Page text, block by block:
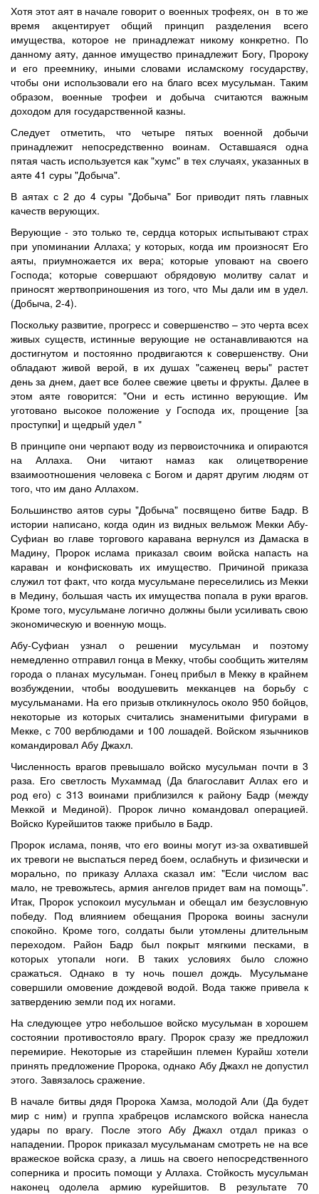
Хотя этот аят в начале говорит о военных трофеях, он в то же
время акцентирует общий принцип разделения всего
имущества, которое не принадлежат никому конкретно. По
данному аяту, данное имущество принадлежит Богу, Пророку
и его преемнику, иными словами исламскому государству,
чтобы они использовали его на благо всех мусульман. Таким
образом, военные трофеи и добыча считаются важным
доходом для государственной казны.
Следует отметить, что четыре пятых военной добычи
принадлежит непосредственно воинам. Оставшаяся одна
пятая часть используется как "хумс" в тех случаях, указанных в
аяте 41 суры "Добыча".
В аятах с 2 до 4 суры "Добыча" Бог приводит пять главных
качеств верующих.
Верующие - это только те, сердца которых испытывают страх
при упоминании Аллаха; у которых, когда им произносят Его
аяты, приумножается их вера; которые уповают на своего
Господа; которые совершают обрядовую молитву салат и
приносят жертвоприношения из того, что Мы дали им в удел.
(Добыча, 2-4).
Поскольку развитие, прогресс и совершенство – это черта всех
живых существ, истинные верующие не останавливаются на
достигнутом и постоянно продвигаются к совершенству. Они
обладают живой верой, в их душах "саженец веры" растет
день за днем, дает все более свежие цветы и фрукты. Далее в
этом аяте говорится: "Они и есть истинно верующие. Им
уготовано высокое положение у Господа их, прощение [за
проступки] и щедрый удел "
В принципе они черпают воду из первоисточника и опираются
на Аллаха. Они читают намаз как олицетворение
взаимоотношения человека с Богом и дарят другим людям от
того, что им дано Аллахом.
Большинство аятов суры "Добыча" посвящено битве Бадр. В
истории написано, когда один из видных вельмож Мекки Абу-
Суфиан во главе торгового каравана вернулся из Дамаска в
Мадину, Пророк ислама приказал своим войска напасть на
караван и конфисковать их имущество. Причиной приказа
служил тот факт, что когда мусульмане переселились из Мекки
в Медину, большая часть их имущества попала в руки врагов.
Кроме того, мусульмане логично должны были усиливать свою
экономическую и военную мощь.
Абу-Суфиан узнал о решении мусульман и поэтому
немедленно отправил гонца в Мекку, чтобы сообщить жителям
города о планах мусульман. Гонец прибыл в Мекку в крайнем
возбуждении, чтобы воодушевить мекканцев на борьбу с
мусульманами. На его призыв откликнулось около 950 бойцов,
некоторые из которых считались знаменитыми фигурами в
Мекке, с 700 верблюдами и 100 лошадей. Войском язычников
командировал Абу Джахл.
Численность врагов превышало войско мусульман почти в 3
раза. Его светлость Мухаммад (Да благославит Аллах его и
род его) с 313 воинами приблизился к району Бадр (между
Меккой и Мединой). Пророк лично командовал операцией.
Войско Курейшитов также прибыло в Бадр.
Пророк ислама, поняв, что его воины могут из-за охватившей
их тревоги не выспаться перед боем, ослабнуть и физически и
морально, по приказу Аллаха сказал им: "Если числом вас
мало, не тревожьтесь, армия ангелов придет вам на помощь".
Итак, Пророк успокоил мусульман и обещал им безусловную
победу. Под влиянием обещания Пророка воины заснули
спокойно. Кроме того, солдаты были утомлены длительным
переходом. Район Бадр был покрыт мягкими песками, в
которых утопали ноги. В таких условиях было сложно
сражаться. Однако в ту ночь пошел дождь. Мусульмане
совершили омовение дождевой водой. Вода также привела к
затвердению земли под их ногами.
На следующее утро небольшое войско мусульман в хорошем
состоянии противостояло врагу. Пророк сразу же предложил
перемирие. Некоторые из старейшин племен Курайш хотели
принять предложение Пророка, однако Абу Джахл не допустил
этого. Завязалось сражение.
В начале битвы дядя Пророка Хамза, молодой Али (Да будет
мир с ним) и группа храбрецов исламского войска нанесла
удары по врагу. После этого Абу Джахл отдал приказ о
нападении. Пророк приказал мусульманам смотреть не на все
вражеское войска сразу, а лишь на своего непосредственного
соперника и просить помощи у Аллаха. Стойкость мусульман
наконец одолела армию курейшитов. В результате 70